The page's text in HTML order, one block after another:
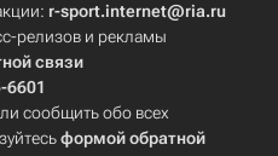
r-sport.internet@ria.ru
релизов и рекламы
связи
6601
сообщить обо всех
формой обратной